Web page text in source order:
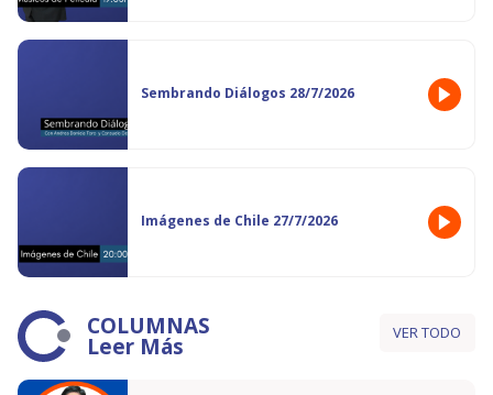
Sembrando Diálogos 28/7/2026
Imágenes de Chile 27/7/2026
COLUMNAS
Leer Más VER TODO